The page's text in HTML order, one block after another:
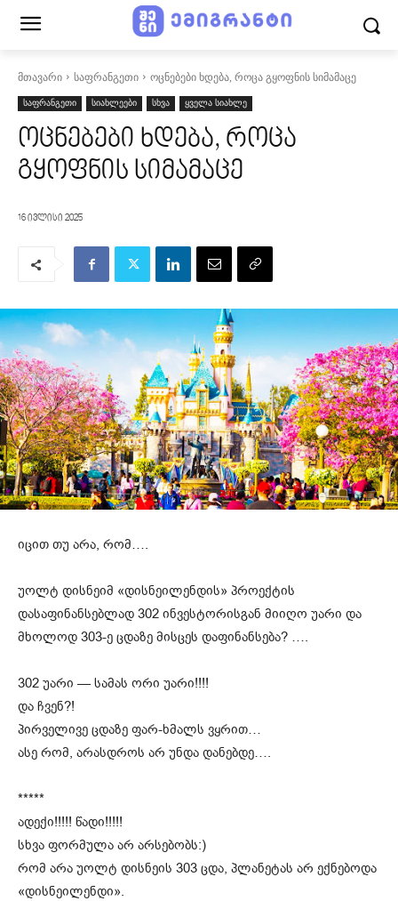
მთავარი საფრანგეთი ოცნებები ხდება, როცა გყოფნის სიმამაცე
საფრანგეთი სიახლეები სხვა ყველა სიახლე
ოცნებები ხდება, როცა
გყოფნის სიმამაცე
16 ივლისი 2025
იცით თუ არა, რომ….
უოლტ დისნეიმ «დისნეილენდის» პროექტის
დასაფინანსებლად 302 ინვესტორისგან მიიღო უარი და
მხოლოდ 303-ე ცდაზე მისცეს დაფინანსება? ….
302 უარი — სამას ორი უარი!!!!
და ჩვენ?!
პირველივე ცდაზე ფარ-ხმალს ვყრით…
ასე რომ, არასდროს არ უნდა დანებდე….
*****
ადექი!!!!! წადი!!!!!
სხვა ფორმულა არ არსებობს:)
რომ არა უოლტ დისნეის 303 ცდა, პლანეტას არ ექნებოდა
«დისნეილენდი».